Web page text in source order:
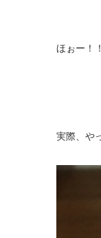
ほぉー！
実際、や